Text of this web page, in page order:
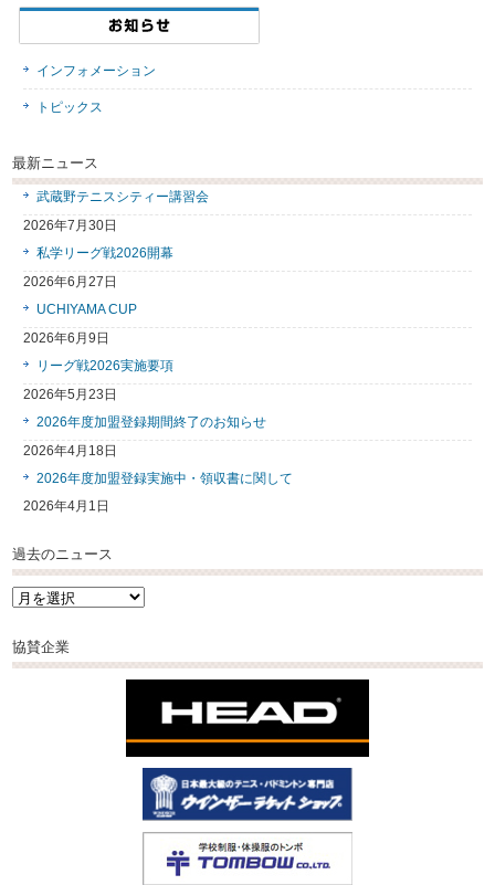
インフォメーション
トピックス
最新ニュース
武蔵野テニスシティー講習会
2026年7月30日
私学リーグ戦2026開幕
2026年6月27日
UCHIYAMA CUP
2026年6月9日
リーグ戦2026実施要項
2026年5月23日
2026年度加盟登録期間終了のお知らせ
2026年4月18日
2026年度加盟登録実施中・領収書に関して
2026年4月1日
過去のニュース
過
ニ
協賛企業